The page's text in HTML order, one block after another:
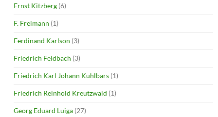
Ernst Kitzberg (6)
F. Freimann (1)
Ferdinand Karlson (3)
Friedrich Feldbach (3)
Friedrich Karl Johann Kuhlbars (1)
Friedrich Reinhold Kreutzwald (1)
Georg Eduard Luiga (27)